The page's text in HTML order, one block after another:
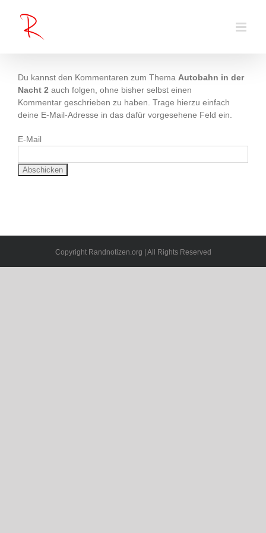
springen
Du kannst den Kommentaren zum Thema Autobahn in der
Nacht 2 auch folgen, ohne bisher selbst einen
Kommentar geschrieben zu haben. Trage hierzu einfach
deine E-Mail-Adresse in das dafür vorgesehene Feld ein.
E-Mail
Copyright Randnotizen.org | All Rights Reserved